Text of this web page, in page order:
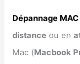
Dépannage
distance ou en
Mac (Macbook